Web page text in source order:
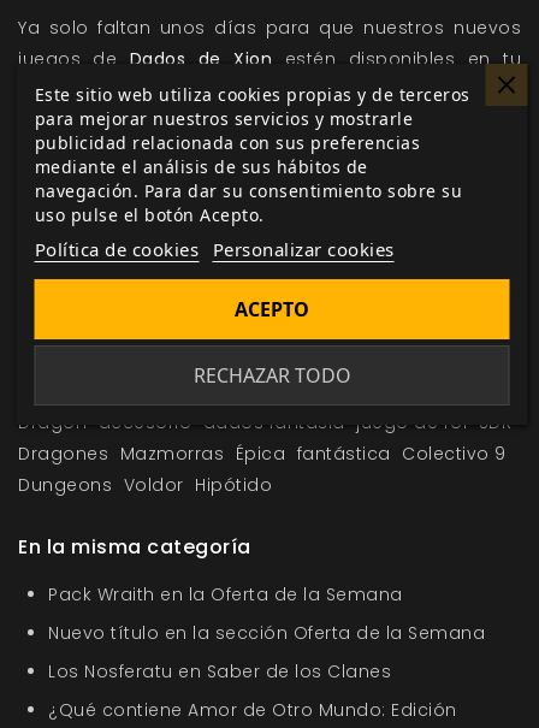
Ya solo faltan unos días para que nuestros nuevos
juegos de Dados de Xion estén disponibles en tu
tienda preferida y en nuestra página web. Coge tus
dados y sal en busca de la gloria y las riquezas que
Voldor te ofrece ¡Vuelve a la aventura!
Me gusta esto
Dragón accesorio dados fantasia juego de rol SDR
Dragones Mazmorras Épica fantástica Colectivo 9
Dungeons Voldor Hipótido
En la misma categoría
Pack Wraith en la Oferta de la Semana
Nuevo título en la sección Oferta de la Semana
Los Nosferatu en Saber de los Clanes
¿Qué contiene Amor de Otro Mundo: Edición
Este sitio web utiliza cookies propias y de terceros
para mejorar nuestros servicios y mostrarle
publicidad relacionada con sus preferencias
mediante el análisis de sus hábitos de
navegación. Para dar su consentimiento sobre su
uso pulse el botón Acepto.
Política de cookies Personalizar cookies
RECHAZAR TODO
ACEPTO